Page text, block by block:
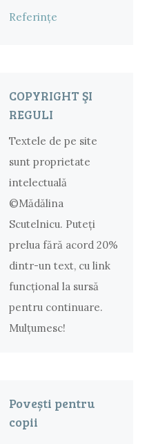
Referințe
COPYRIGHT ŞI
REGULI
Textele de pe site
sunt proprietate
intelectuală
©Mădălina
Scutelnicu. Puteţi
prelua fără acord 20%
dintr-un text, cu link
funcţional la sursă
pentru continuare.
Mulțumesc!
Povești pentru
copii